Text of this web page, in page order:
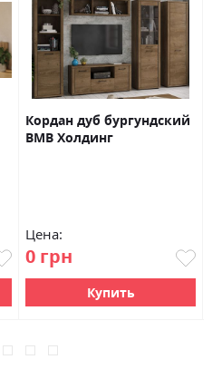
Кордан дуб бургундский
ВМВ Холдинг
Цена:
0 грн
Купить